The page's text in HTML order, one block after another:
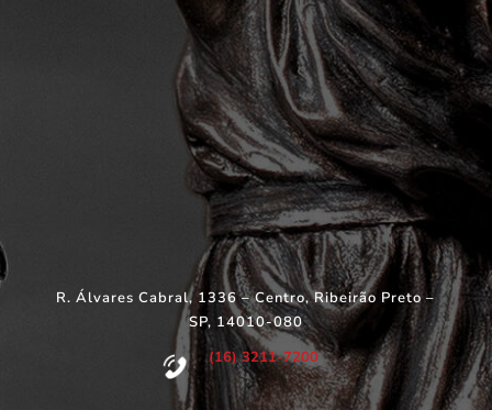
R. Álvares Cabral, 1336 – Centro, Ribeirão Preto –
SP, 14010-080
(16) 3211-7200